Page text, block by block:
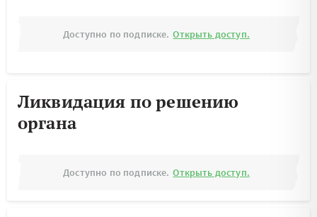
Доступно по подписке. Открыть доступ.
Ликвидация по решению
органа
Доступно по подписке. Открыть доступ.